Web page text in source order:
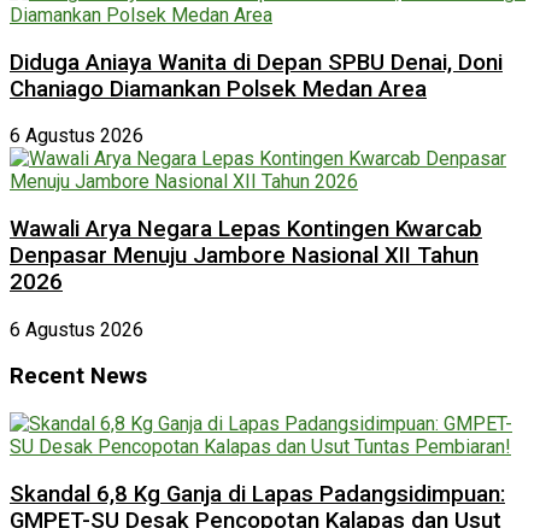
Diduga Aniaya Wanita di Depan SPBU Denai, Doni
Chaniago Diamankan Polsek Medan Area
6 Agustus 2026
Wawali Arya Negara Lepas Kontingen Kwarcab
Denpasar Menuju Jambore Nasional XII Tahun
2026
6 Agustus 2026
Recent News
Skandal 6,8 Kg Ganja di Lapas Padangsidimpuan:
GMPET-SU Desak Pencopotan Kalapas dan Usut